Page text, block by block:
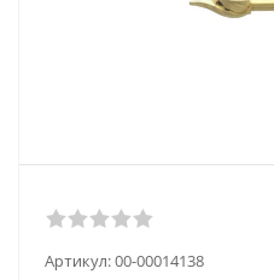
Артикул:00-00014138